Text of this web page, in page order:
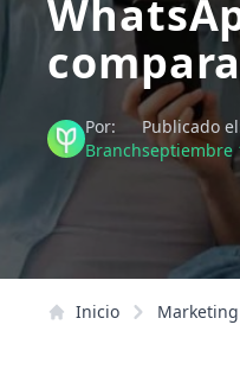
Por:
Branch
Publicado
septiembre
Inicio